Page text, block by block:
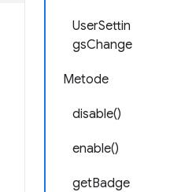
UserSettin
gsChange
Metode
disable()
enable()
getBadge